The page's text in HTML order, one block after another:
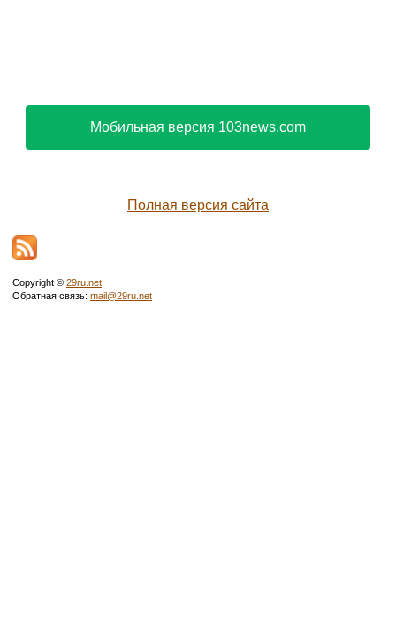
Мобильная версия 103news.com
Полная версия сайта
Copyright © 29ru.net
Обратная связь: mail@29ru.net